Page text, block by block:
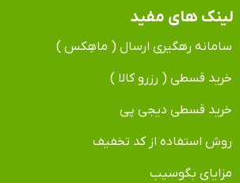
لینک های مفید
سامانه رهگیری ارسال ( ماهِکس )
خرید قسطی ( رزرو کالا )
خرید قسطی دیجی پی
روش استفاده از کد تخفیف
مزایای بگوسیب